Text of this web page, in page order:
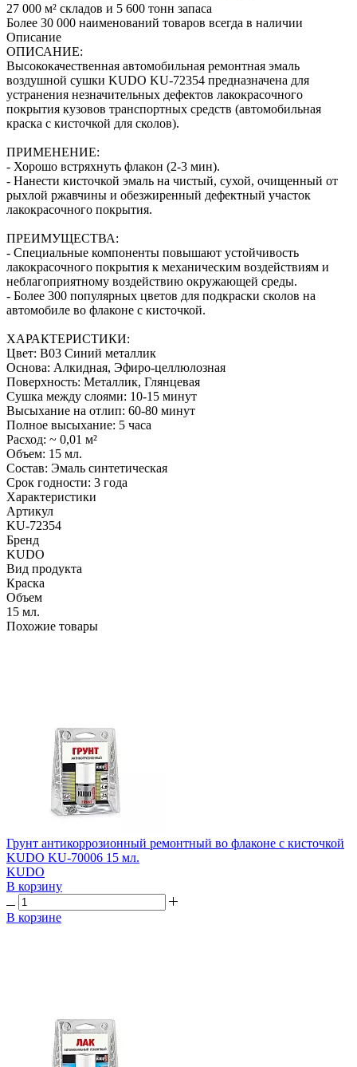
27 000 м² складов и 5 600 тонн запаса
Более 30 000 наименований товаров всегда в наличии
Описание
ОПИСАНИЕ:
Высококачественная автомобильная ремонтная эмаль
воздушной сушки KUDO KU-72354 предназначена для
устранения незначительных дефектов лакокрасочного
покрытия кузовов транспортных средств (автомобильная
краска с кисточкой для сколов).
ПРИМЕНЕНИЕ:
- Хорошо встряхнуть флакон (2‑3 мин).
- Нанести кисточкой эмаль на чистый, сухой, очищенный от
рыхлой ржавчины и обезжиренный дефектный участок
лакокрасочного покрытия.
ПРЕИМУЩЕСТВА:
- Специальные компоненты повышают устойчивость
лакокрасочного покрытия к механическим воздействиям и
неблагоприятному воздействию окружающей среды.
- Более 300 популярных цветов для подкраски сколов на
автомобиле во флаконе с кисточкой.
ХАРАКТЕРИСТИКИ:
Цвет: B03 Синий металлик
Основа: Алкидная, Эфиро-целлюлозная
Поверхность: Металлик, Глянцевая
Сушка между слоями: 10-15 минут
Высыхание на отлип: 60-80 минут
Полное высыхание: 5 часа
Расход: ~ 0,01 м²
Объем: 15 мл.
Состав: Эмаль синтетическая
Срок годности: 3 года
Характеристики
Артикул
KU-72354
Бренд
KUDO
Вид продукта
Краска
Объем
15 мл.
Похожие товары
Грунт антикоррозионный ремонтный во флаконе с кисточкой
KUDO KU-70006 15 мл.
KUDO
В корзину
В корзине